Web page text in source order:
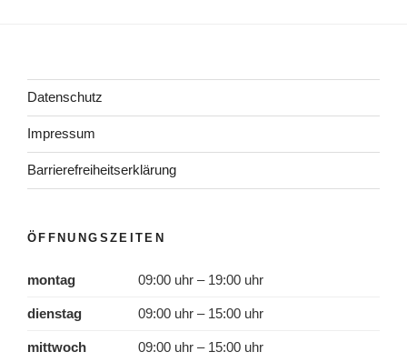
Datenschutz
Impressum
Barrierefreiheitserklärung
ÖFFNUNGSZEITEN
montag 09:00 uhr – 19:00 uhr
dienstag 09:00 uhr – 15:00 uhr
mittwoch 09:00 uhr – 15:00 uhr